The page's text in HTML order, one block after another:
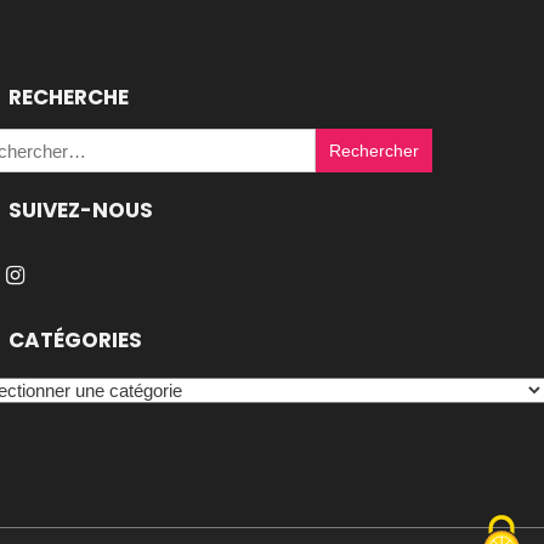
RECHERCHE
Rechercher :
SUIVEZ-NOUS
CATÉGORIES